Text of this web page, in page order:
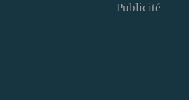
Publicité